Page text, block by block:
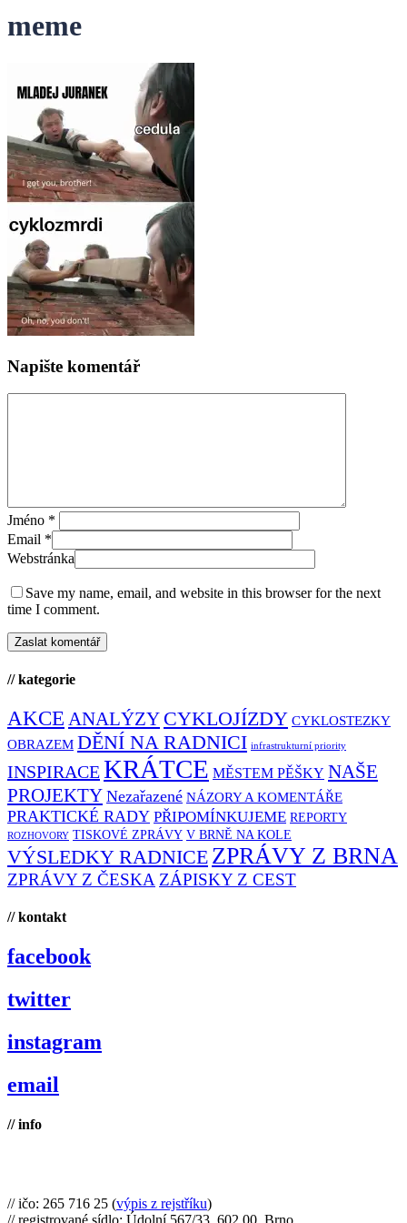
meme
Napište komentář
Jméno *
Email *
Webstránka
Save my name, email, and website in this browser for the next
time I comment.
// kategorie
AKCE ANALÝZY CYKLOJÍZDY CYKLOSTEZKY
OBRAZEM DĚNÍ NA RADNICI infrastrukturní priority
INSPIRACEKRÁTCE MĚSTEM PĚŠKY NAŠE
PROJEKTY Nezařazené NÁZORY A KOMENTÁŘE
PRAKTICKÉ RADY PŘIPOMÍNKUJEME REPORTY
ROZHOVORY TISKOVÉ ZPRÁVY V BRNĚ NA KOLE
VÝSLEDKY RADNICE ZPRÁVY Z BRNA
ZPRÁVY Z ČESKA ZÁPISKY Z CEST
// kontakt
facebook
twitter
instagram
email
// info
// ičo: 265 716 25 (výpis z rejstříku)
// registrované sídlo: Údolní 567/33, 602 00, Brno